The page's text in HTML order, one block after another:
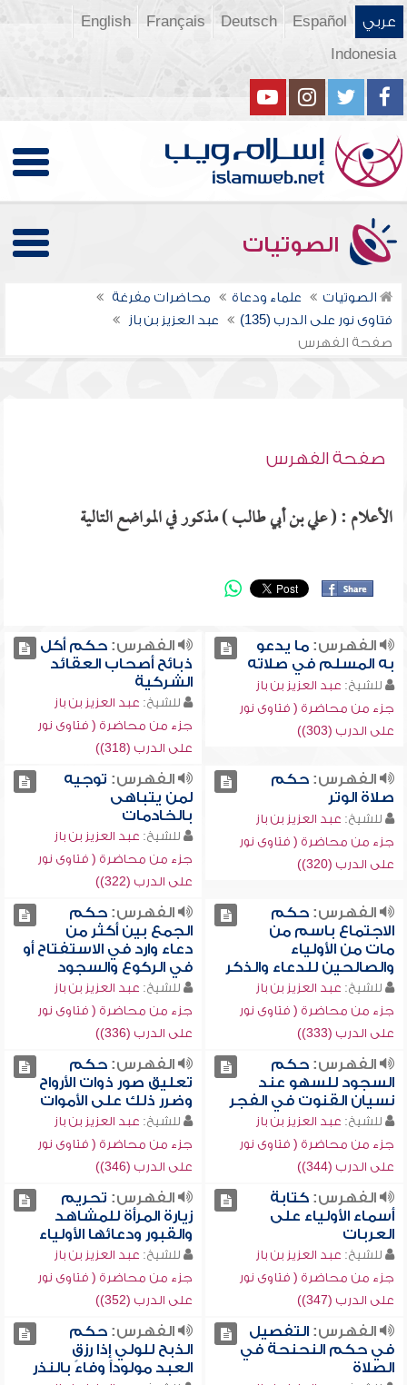
عربي Español
Deutsch
Français
English
Indonesia
الصوتيات
الصوتيات علماء ودعاة
محاضرات مفرغة
فتاوى نور على الدرب (135)
عبد العزيز بن باز
صفحة الفهرس
صفحة الفهرس
الأعلام : ( علي بن أبي طالب ) مذكور في المواضع التالية
الفهرس:ما يدعو
به المسلم في صلاته
للشيخ: عبد العزيز بن باز
جزء من محاضرة ( فتاوى نور
على الدرب (303))
الفهرس:حكم أكل
ذبائح أصحاب العقائد
الشركية
للشيخ: عبد العزيز بن باز
جزء من محاضرة ( فتاوى نور
على الدرب (318))
الفهرس:حكم
صلاة الوتر
للشيخ: عبد العزيز بن باز
جزء من محاضرة ( فتاوى نور
على الدرب (320))
الفهرس: توجيه
لمن يتباهى
بالخادمات
للشيخ: عبد العزيز بن باز
جزء من محاضرة ( فتاوى نور
على الدرب (322))
الفهرس:حكم
الاجتماع باسم من
مات من الأولياء
والصالحين للدعاء والذكر
للشيخ: عبد العزيز بن باز
جزء من محاضرة ( فتاوى نور
على الدرب (333))
الفهرس:حكم
الجمع بين أكثر من
دعاء وارد في الاستفتاح أو
في الركوع والسجود
للشيخ: عبد العزيز بن باز
جزء من محاضرة ( فتاوى نور
على الدرب (336))
الفهرس:حكم
السجود للسهو عند
نسيان القنوت في الفجر
للشيخ: عبد العزيز بن باز
جزء من محاضرة ( فتاوى نور
على الدرب (344))
الفهرس:حكم
تعليق صور ذوات الأرواح
وضرر ذلك على الأموات
للشيخ: عبد العزيز بن باز
جزء من محاضرة ( فتاوى نور
على الدرب (346))
الفهرس:كتابة
أسماء الأولياء على
العربات
للشيخ: عبد العزيز بن باز
جزء من محاضرة ( فتاوى نور
على الدرب (347))
الفهرس: تحريم
زيارة المرأة للمشاهد
والقبور ودعائها الأولياء
للشيخ: عبد العزيز بن باز
جزء من محاضرة ( فتاوى نور
على الدرب (352))
الفهرس:التفصيل
في حكم النحنحة في
الصلاة
الفهرس:حكم
الذبح للولي إذا رزق
العبد مولوداً وفاءً بالنذر